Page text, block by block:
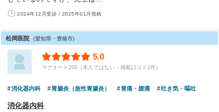
2024年12月受診 / 2025年01月投稿
松岡医院 (愛知県・豊橋市)
5.0
マグオート250（本人ではない・掲載口コミ1件）
消化器内科 胃腸炎（急性胃腸炎） 胃痛・腹痛 吐き気・嘔吐
消化器内科